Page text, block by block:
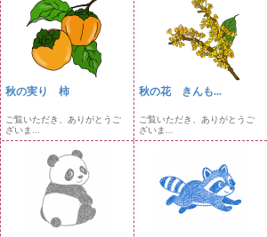
秋の実り 柿
ご覧いただき、ありがとうご
ざいま...
秋の花 きんも...
ご覧いただき、ありがとうご
ざいま...